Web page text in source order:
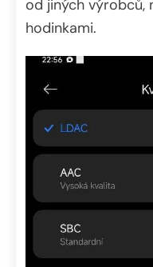
od jiných výrobců,
hodinkami.